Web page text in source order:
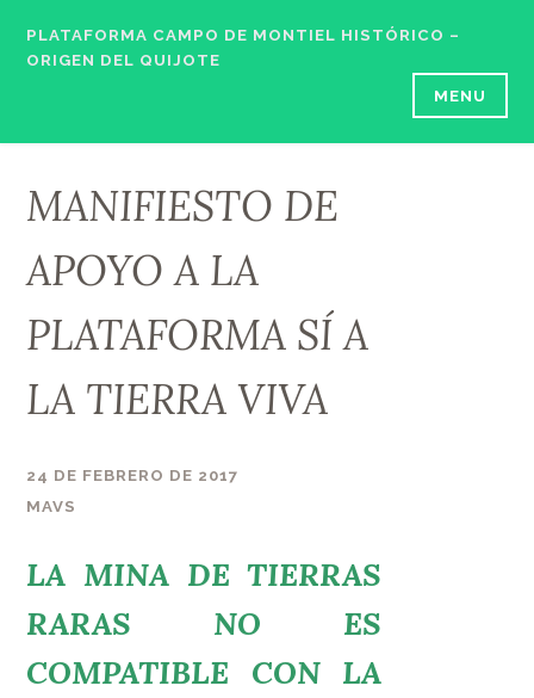
content
PLATAFORMA CAMPO DE MONTIEL HISTÓRICO –
ORIGEN DEL QUIJOTE
MENU
MANIFIESTO DE
APOYO A LA
PLATAFORMA SÍ A
LA TIERRA VIVA
24 DE FEBRERO DE 2017
MAVS
LA MINA DE TIERRAS
RARAS NO ES
COMPATIBLE CON LA